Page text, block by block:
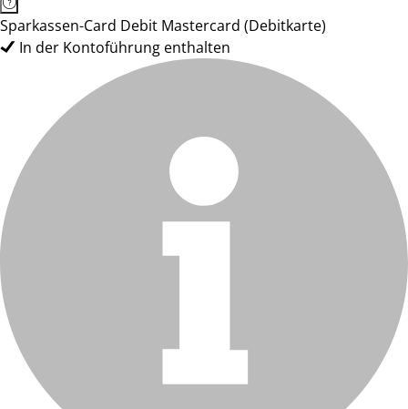
Sparkassen-Card Debit Mastercard (Debitkarte)
In der Kontoführung enthalten